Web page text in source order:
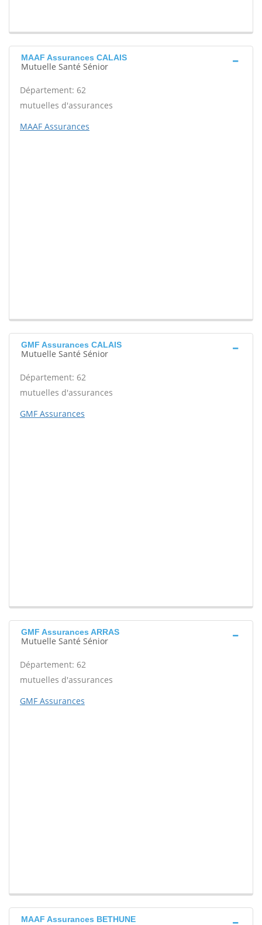
MAAF Assurances CALAIS
Mutuelle Santé Sénior
Département: 62
mutuelles d'assurances
MAAF Assurances
GMF Assurances CALAIS
Mutuelle Santé Sénior
Département: 62
mutuelles d'assurances
GMF Assurances
GMF Assurances ARRAS
Mutuelle Santé Sénior
Département: 62
mutuelles d'assurances
GMF Assurances
MAAF Assurances BETHUNE